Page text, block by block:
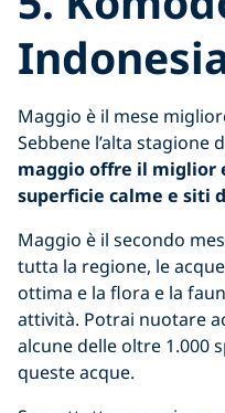
Maggio è il mese
Sebbene l’alta stagione
maggio offre il miglior
superficie calme e siti
Maggio è il secondo
tutta la regione, le
ottima e la flora e la
attività. Potrai nuotare
alcune delle oltre 1.000
queste acque.